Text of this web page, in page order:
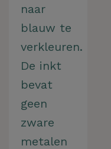
naar
blauw te
verkleuren.
De inkt
bevat
geen
zware
metalen